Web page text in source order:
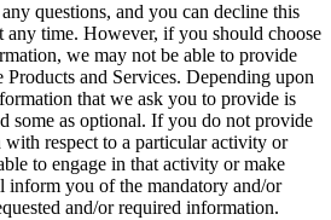
questions, and you can decline this
any time. However, if you should choose
we may not be able to provide
and Services. Depending upon
that we ask you to provide is
some as optional. If you do not provide
respect to a particular activity or
to engage in that activity or make
inform you of the mandatory and/or
and/or required information.